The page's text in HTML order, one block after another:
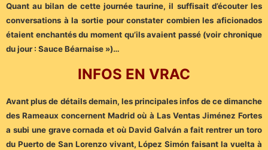
Quant au bilan de cette journée taurine, il suffisait d’écouter les
conversations à la sortie pour constater combien les aficionados
étaient enchantés du moment qu’ils avaient passé (voir chronique
du jour : Sauce Béarnaise »)…
INFOS EN VRAC
Avant plus de détails demain, les principales infos de ce dimanche
des Rameaux concernent Madrid où à Las Ventas Jiménez Fortes
a subi une grave cornada et où David Galván a fait rentrer un toro
du Puerto de San Lorenzo vivant, López Simón faisant la vuelta à